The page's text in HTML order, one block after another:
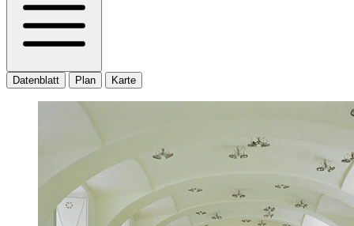
Datenblatt Plan Karte